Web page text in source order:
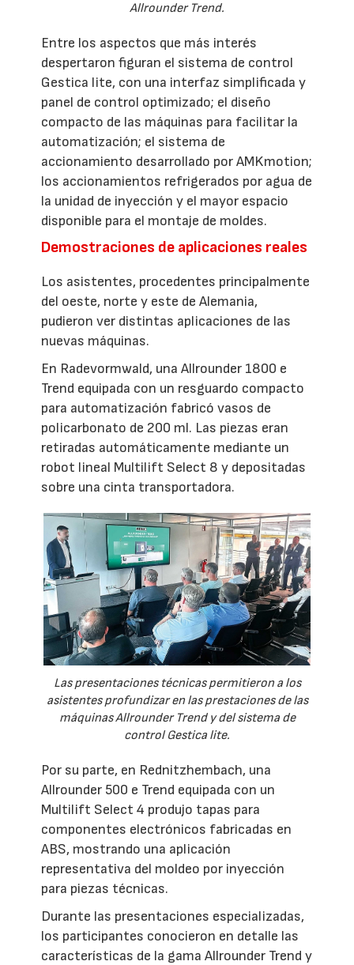
Allrounder Trend.
Entre los aspectos que más interés
despertaron figuran el sistema de control
Gestica lite, con una interfaz simplificada y
panel de control optimizado; el diseño
compacto de las máquinas para facilitar la
automatización; el sistema de
accionamiento desarrollado por AMKmotion;
los accionamientos refrigerados por agua de
la unidad de inyección y el mayor espacio
disponible para el montaje de moldes.
Demostraciones de aplicaciones reales
Los asistentes, procedentes principalmente
del oeste, norte y este de Alemania,
pudieron ver distintas aplicaciones de las
nuevas máquinas.
En Radevormwald, una Allrounder 1800 e
Trend equipada con un resguardo compacto
para automatización fabricó vasos de
policarbonato de 200 ml. Las piezas eran
retiradas automáticamente mediante un
robot lineal Multilift Select 8 y depositadas
sobre una cinta transportadora.
Las presentaciones técnicas permitieron a los
asistentes profundizar en las prestaciones de las
máquinas Allrounder Trend y del sistema de
control Gestica lite.
Por su parte, en Rednitzhembach, una
Allrounder 500 e Trend equipada con un
Multilift Select 4 produjo tapas para
componentes electrónicos fabricadas en
ABS, mostrando una aplicación
representativa del moldeo por inyección
para piezas técnicas.
Durante las presentaciones especializadas,
los participantes conocieron en detalle las
características de la gama Allrounder Trend y